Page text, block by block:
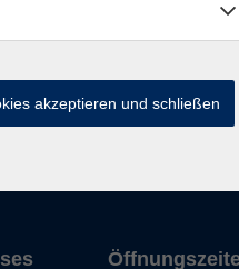
Impressum
akzeptieren und schließen